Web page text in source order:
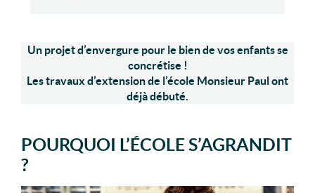
Un projet d’envergure pour le bien de vos enfants se
concrétise !
Les travaux d’extension de l’école Monsieur Paul ont
déjà débuté.
POURQUOI L’ÉCOLE S’AGRANDIT
?